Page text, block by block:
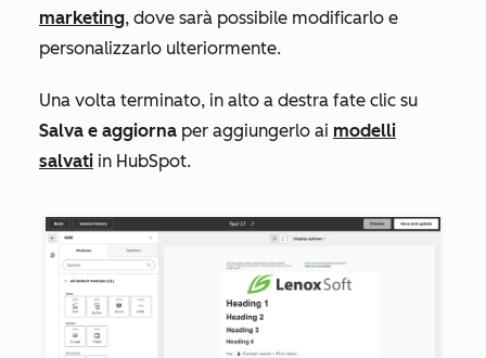
marketing, dove sarà possibile modificarlo e
personalizzarlo ulteriormente.
Una volta terminato, in alto a destra fate clic su
Salva e aggiorna per aggiungerlo ai modelli
salvati in HubSpot.